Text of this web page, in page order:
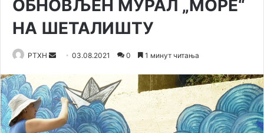
ОБНОВЉЕН МУРАЛ „МОРЕ“
НА ШЕТАЛИШТУ
РТХН
Send
email
03.08.2021 0 1 минут читања